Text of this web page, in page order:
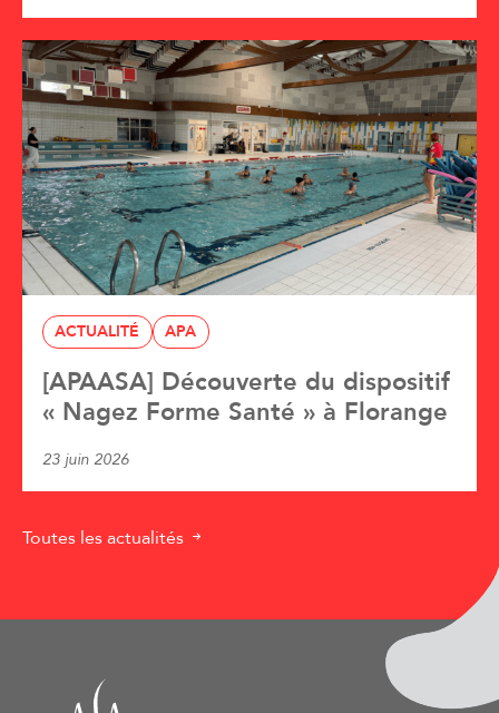
ACTUALITÉ APA
[APAASA] Découverte du dispositif
« Nagez Forme Santé » à Florange
23 juin 2026
Toutes les actualités